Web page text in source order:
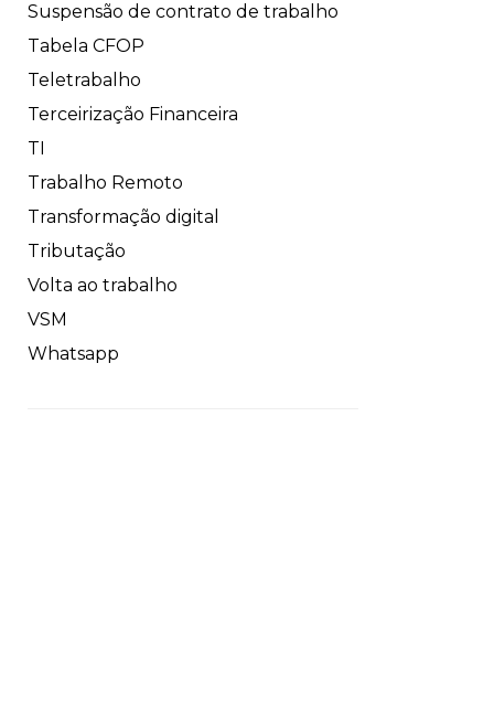
Suspensão de contrato de trabalho
Tabela CFOP
Teletrabalho
Terceirização Financeira
TI
Trabalho Remoto
Transformação digital
Tributação
Volta ao trabalho
VSM
Whatsapp